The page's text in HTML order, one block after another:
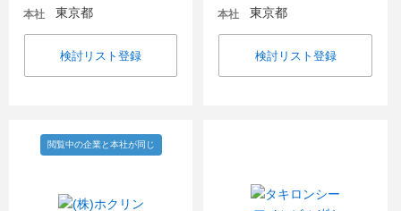
本社 東京都
検討リスト登録
本社 東京都
検討リスト登録
閲覧中の企業と本社が同じ